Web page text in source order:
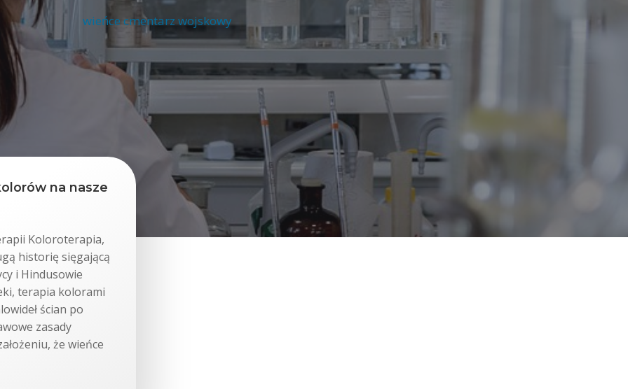
wieńce cmentarz wojskowy
na nasze
Koloroterapia,
historię sięgającą
i Hindusowie
terapia kolorami
ścian po
zasady
że wieńce